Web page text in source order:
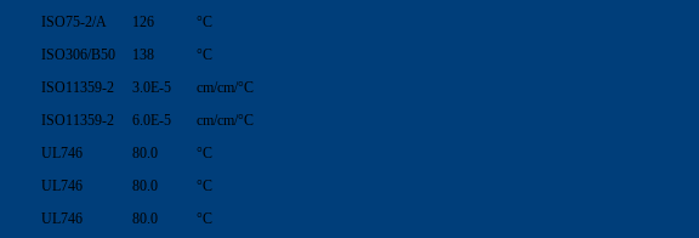
ISO75-2/A 126
°C
ISO306/B50 138
°C
ISO11359-2 3.0E-5
cm/cm/°C
ISO11359-2 6.0E-5
cm/cm/°C
UL746 80.0
°C
UL746 80.0
°C
UL746 80.0
°C